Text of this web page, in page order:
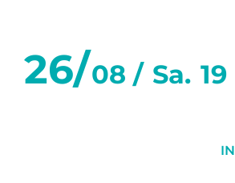
26/08 / Sa.